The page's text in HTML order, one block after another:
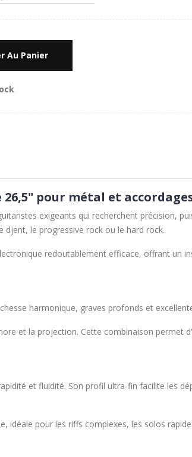
Au Panier
pour métal et
exigeants qui recherchent précision,
djent, le progressive rock ou le hard rock.
redoutablement efficace, offrant un
harmonique, graves profonds et
et la projection. Cette combinaison permet
et fluidité. Son profil ultra-fin facilite les
idéale pour les riffs complexes, les solos